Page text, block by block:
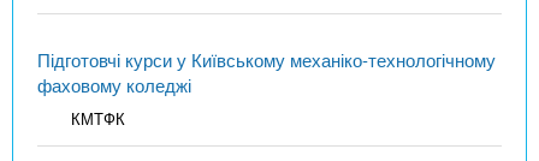
Підготовчі курси у Київському механіко-технологічному
фаховому коледжі
КМТФК